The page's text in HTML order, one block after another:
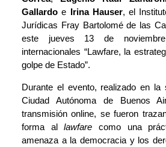
Gallardo e Irina Hauser, el
Jurídicas Fray Bartolomé de las
este jueves 13 de
internacionales “Lawfare, la
golpe de Estado”.
Durante el evento, realizado en
Ciudad Autónoma de Buenos
transmisión online, se fueron
forma allawfare como una
amenaza a la democracia y los